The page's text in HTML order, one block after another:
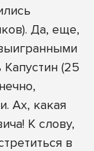
Да, еще,
(25
Ах, какая
К слову,
в